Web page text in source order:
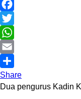
Facebook
Twitter
WhatsApp
Email
Share
Dua pengurus Kadin